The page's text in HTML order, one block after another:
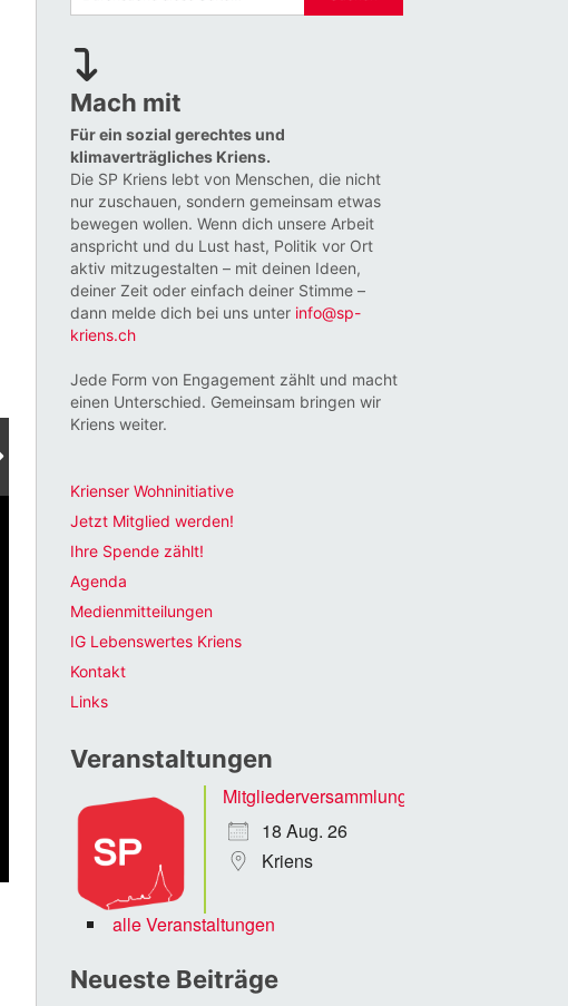
Mach mit
Für ein sozial gerechtes und
klimaverträgliches Kriens.
Die SP Kriens lebt von Menschen, die nicht
nur zuschauen, sondern gemeinsam etwas
bewegen wollen. Wenn dich unsere Arbeit
anspricht und du Lust hast, Politik vor Ort
aktiv mitzugestalten – mit deinen Ideen,
deiner Zeit oder einfach deiner Stimme –
dann melde dich bei uns unter info@sp-
kriens.ch
Jede Form von Engagement zählt und macht
einen Unterschied. Gemeinsam bringen wir
Kriens weiter.
Krienser Wohninitiative
Jetzt Mitglied werden!
Ihre Spende zählt!
Agenda
Medienmitteilungen
IG Lebenswertes Kriens
Kontakt
Links
Veranstaltungen
Mitgliederversammlung
18 Aug. 26
Kriens
alle Veranstaltungen
Neueste Beiträge